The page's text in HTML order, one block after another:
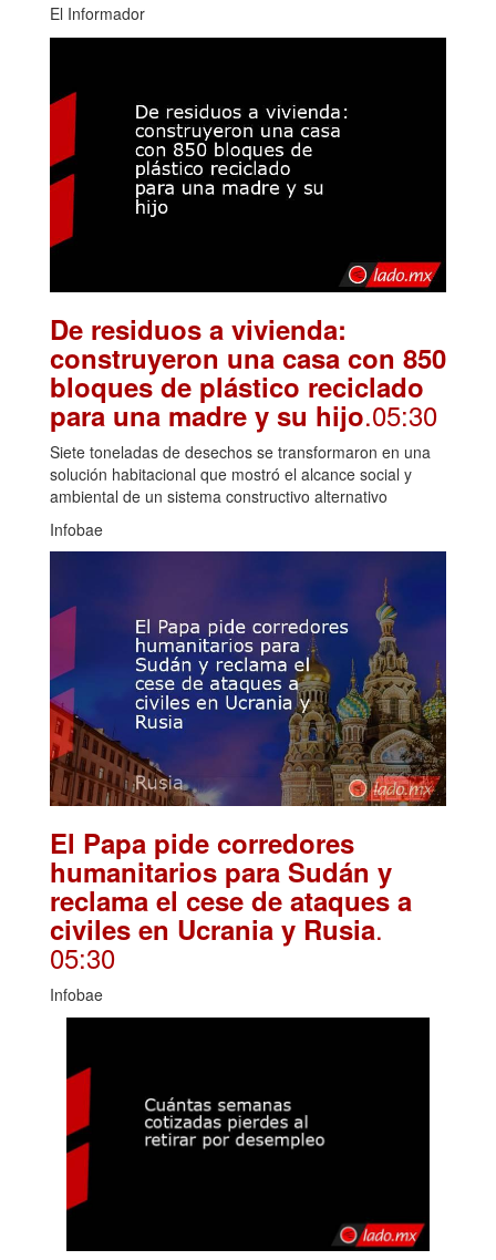
El Informador
De residuos a vivienda:
construyeron una casa con 850
bloques de plástico reciclado
para una madre y su hijo.05:30
Siete toneladas de desechos se transformaron en una
solución habitacional que mostró el alcance social y
ambiental de un sistema constructivo alternativo
Infobae
El Papa pide corredores
humanitarios para Sudán y
reclama el cese de ataques a
civiles en Ucrania y Rusia.
05:30
Infobae